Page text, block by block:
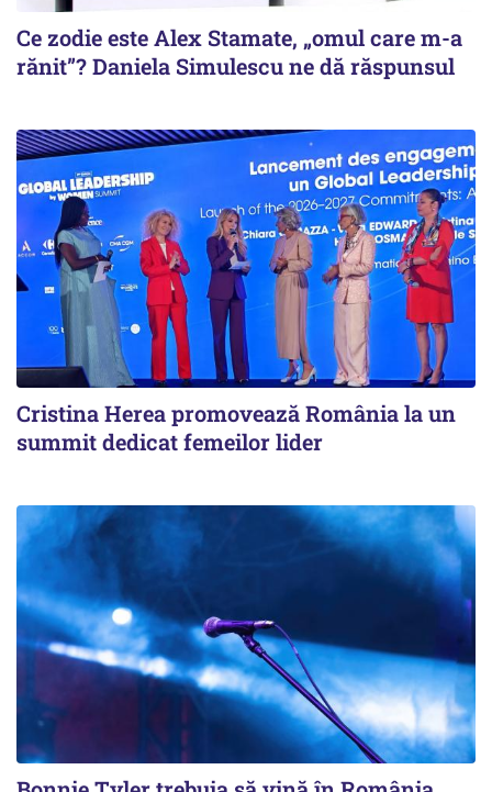
Ce zodie este Alex Stamate, „omul care m-a
rănit”? Daniela Simulescu ne dă răspunsul
Cristina Herea promovează România la un
summit dedicat femeilor lider